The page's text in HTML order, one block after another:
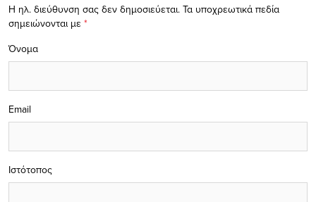
Η ηλ. διεύθυνση σας δεν δημοσιεύεται. Τα υποχρεωτικά πεδία
σημειώνονται με *
Όνομα
Email
Ιστότοπος